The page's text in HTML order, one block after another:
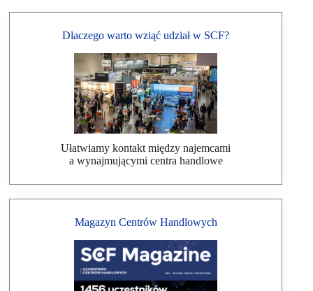
Dlaczego warto wziąć udział w SCF?
Ułatwiamy kontakt między najemcami
a wynajmującymi centra handlowe
Magazyn Centrów Handlowych